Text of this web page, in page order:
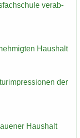
ver­ab­
Haus­halt
der
Haus­halt